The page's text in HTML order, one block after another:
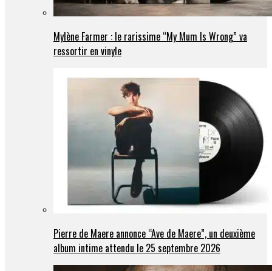
Mylène Farmer : le rarissime “My Mum Is Wrong” va
ressortir en vinyle
Pierre de Maere annonce “Ave de Maere”, un deuxième
album intime attendu le 25 septembre 2026